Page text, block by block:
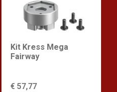
Kit Kress Mega
Fairway
€ 57,77